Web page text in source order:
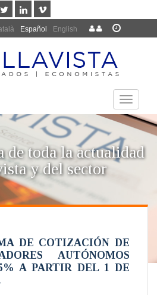
Español English
TOGGLE
de toda la actualidad
y del sector
DE COTIZACIÓN DE
AUTÓNOMOS
A PARTIR DEL 1 DE